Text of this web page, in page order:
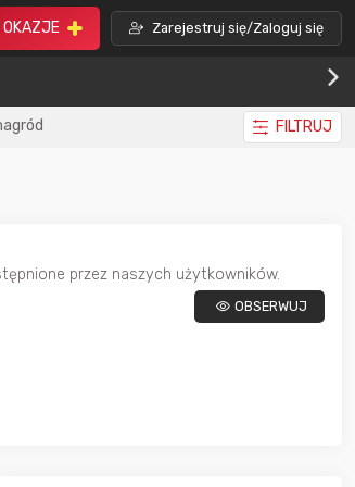
OKAZJE Zarejestruj się/Zaloguj się
FILTRUJ
przez naszych użytkowników.
OBSERWUJ